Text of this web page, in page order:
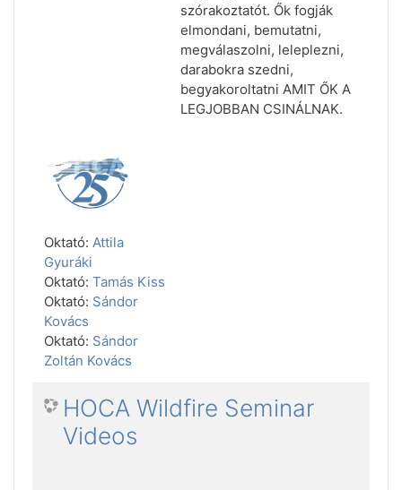
szórakoztatót. Ők fogják
elmondani, bemutatni,
megválaszolni, leleplezni,
darabokra szedni,
begyakoroltatni AMIT ŐK A
LEGJOBBAN CSINÁLNAK.
Oktató: Attila
Gyuráki
Oktató: Tamás Kiss
Oktató: Sándor
Kovács
Oktató: Sándor
Zoltán Kovács
HOCA Wildfire Seminar
Videos